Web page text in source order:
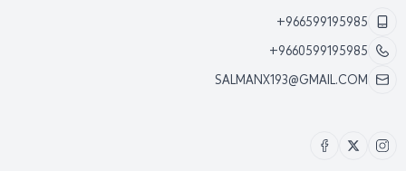
+966599195985
+9660599195985
SALMANX193@GMAIL.COM